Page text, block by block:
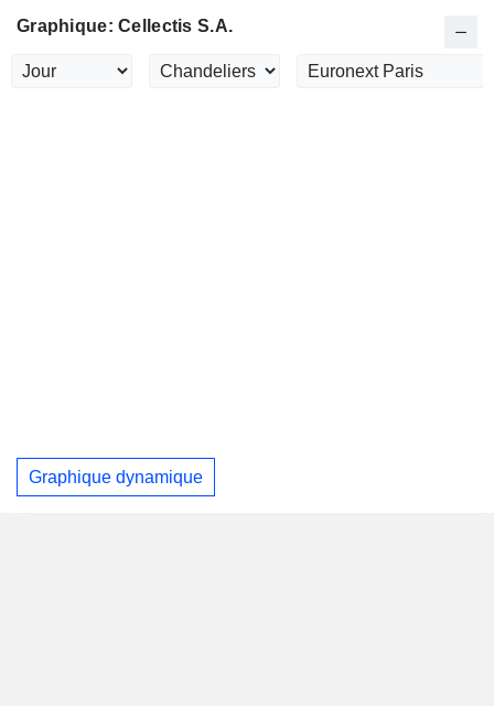
Graphique: Cellectis S.A.
Graphique dynamique